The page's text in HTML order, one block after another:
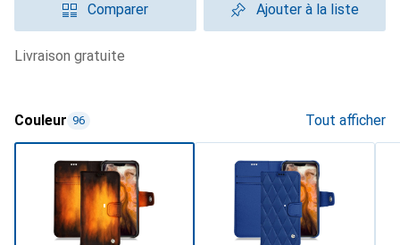
Comparer Ajouter à la liste
livraison gratuite
Couleur 96 Tout afficher